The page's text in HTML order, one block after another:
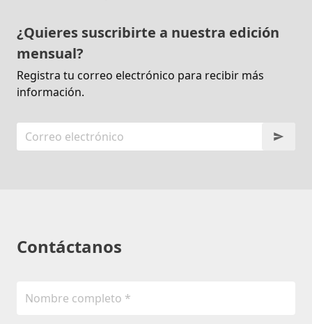
¿Quieres suscribirte a nuestra edición
mensual?
Registra tu correo electrónico para recibir más
información.
Contáctanos